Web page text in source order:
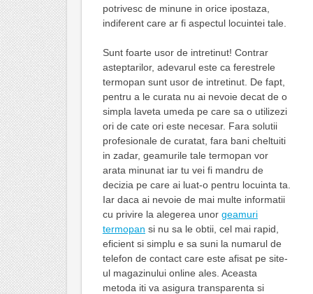
potrivesc de minune in orice ipostaza,
indiferent care ar fi aspectul locuintei tale.
Sunt foarte usor de intretinut! Contrar
asteptarilor, adevarul este ca ferestrele
termopan sunt usor de intretinut. De fapt,
pentru a le curata nu ai nevoie decat de o
simpla laveta umeda pe care sa o utilizezi
ori de cate ori este necesar. Fara solutii
profesionale de curatat, fara bani cheltuiti
in zadar, geamurile tale termopan vor
arata minunat iar tu vei fi mandru de
decizia pe care ai luat-o pentru locuinta ta.
Iar daca ai nevoie de mai multe informatii
cu privire la alegerea unor geamuri
termopan si nu sa le obtii, cel mai rapid,
eficient si simplu e sa suni la numarul de
telefon de contact care este afisat pe site-
ul magazinului online ales. Aceasta
metoda iti va asigura transparenta si